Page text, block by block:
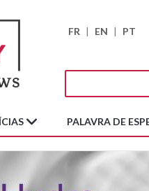
FR | EN | PT
PALAVRA DE